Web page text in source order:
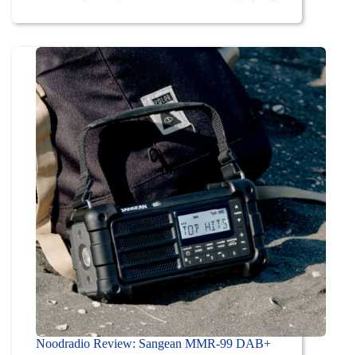
Noodradio Review: Sangean MMR-99 DAB+